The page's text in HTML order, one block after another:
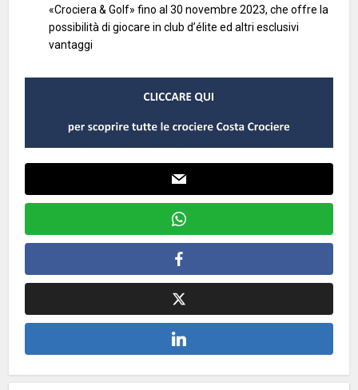
«Crociera & Golf» fino al 30 novembre 2023, che offre la
possibilità di giocare in club d’élite ed altri esclusivi
vantaggi